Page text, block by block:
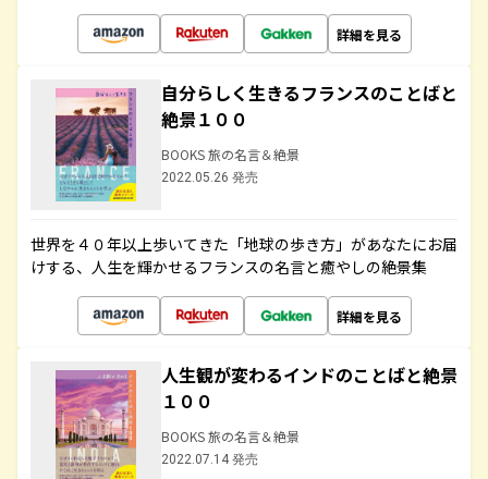
詳細を見る
自分らしく生きるフランスのことばと
絶景１００
BOOKS 旅の名言＆絶景
2022.05.26 発売
世界を４０年以上歩いてきた「地球の歩き方」があなたにお届
けする、人生を輝かせるフランスの名言と癒やしの絶景集
詳細を見る
人生観が変わるインドのことばと絶景
１００
BOOKS 旅の名言＆絶景
2022.07.14 発売